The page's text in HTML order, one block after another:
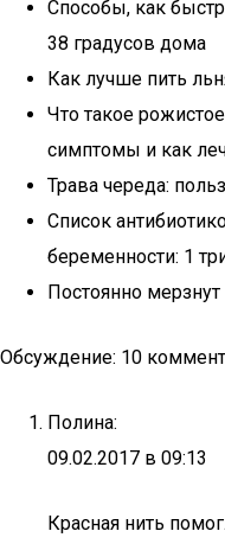
Способы, как
38 градусов дома
Как лучше пить
Что такое
симптомы и как
Трава череда:
Список
беременности: 1
Постоянно
Обсуждение: 10
Полина:
09.02.2017 в 09:13
Красная нить